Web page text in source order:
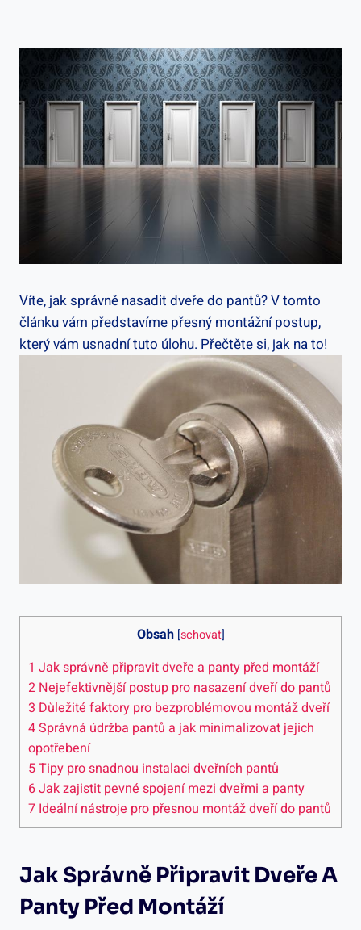
Víte, jak správně nasadit dveře do pantů? V tomto
článku vám představíme přesný montážní postup,
který vám usnadní tuto úlohu. Přečtěte si, jak na to!
Obsah [schovat]
1 Jak správně připravit dveře a panty před montáží
2 Nejefektivnější postup pro nasazení dveří do pantů
3 Důležité faktory pro bezproblémovou montáž dveří
4Správná údržba pantů a jak minimalizovat jejich
opotřebení
5Tipy pro snadnou instalaci dveřních pantů
6Jak zajistit pevné spojení mezi dveřmi a panty
7 Ideální nástroje pro přesnou montáž dveří do pantů
Jak Správně Připravit Dveře A
Panty Před Montáží